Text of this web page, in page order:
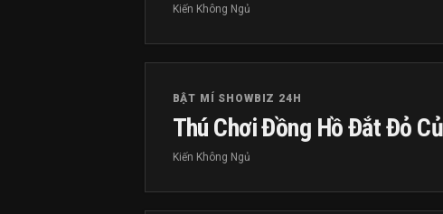
Kiến Không Ngủ
BẬT MÍ SHOWBIZ 24H
Thú Chơi Đồng Hồ Đắt Đỏ
Kiến Không Ngủ